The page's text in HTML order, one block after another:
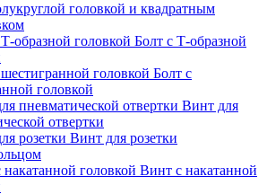
головкой и квадратным
Болт с Т-образной
Болт с
головкой
Винт для
отвертки
Винт для розетки
Винт с накатанной